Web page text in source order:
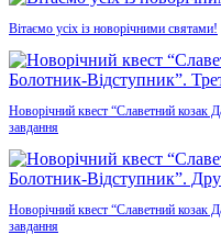
Вітаємо усіх із новорічними святами!
Новорічний квест “Славетний козак
завдання
Новорічний квест “Славетний козак
завдання